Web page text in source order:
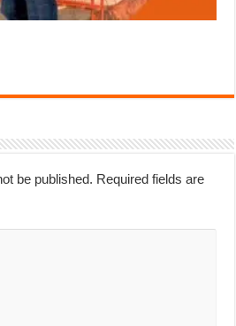
be published. Required fields are